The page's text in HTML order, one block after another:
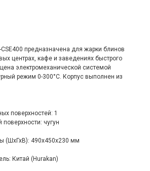
предназначена для жарки блинов
центрах, кафе и заведениях быстрого
электромеханической системой
режим 0-300°С. Корпус выполнен из
поверхностей: 1
чугун
(ШхГхВ): 490х450х230 мм
Китай (Hurakan)